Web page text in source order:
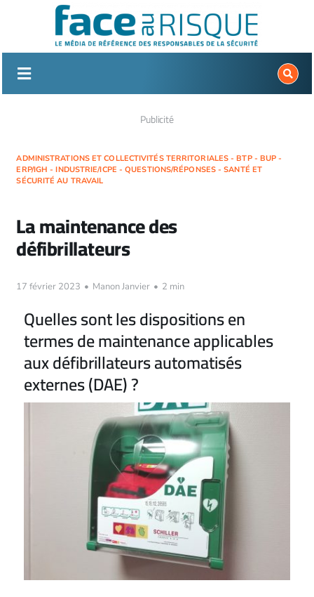
Publicité
ADMINISTRATIONS ET COLLECTIVITÉS TERRITORIALES - BTP - BUP -
ERP/IGH - INDUSTRIE/ICPE - QUESTIONS/RÉPONSES - SANTÉ ET
SÉCURITÉ AU TRAVAIL
La maintenance des
défibrillateurs
17 février 2023 • Manon Janvier • 2 min
Quelles sont les dispositions en
termes de maintenance applicables
aux défibrillateurs automatisés
externes (DAE) ?